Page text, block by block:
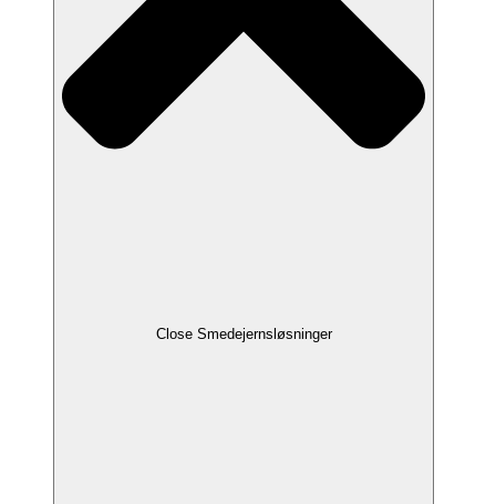
Close Smedejernsløsninger